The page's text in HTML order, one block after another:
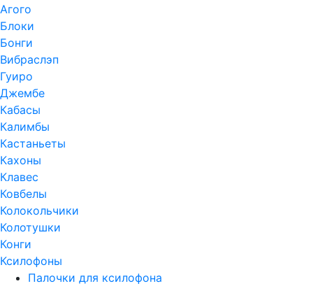
Агого
Блоки
Бонги
Вибраслэп
Гуиро
Джембе
Кабасы
Калимбы
Кастаньеты
Кахоны
Клавес
Ковбелы
Колокольчики
Колотушки
Конги
Ксилофоны
Палочки для ксилофона